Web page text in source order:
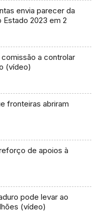
envia parecer da
Estado 2023 em 2
comissão a controlar
(vídeo)
fronteiras abriram
de apoios à
pode levar ao
(vídeo)